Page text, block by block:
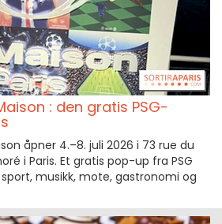
: den gratis PSG-
åpner 4.–8. juli 2026 i 73 rue du
i Paris. Et gratis pop-up fra PSG
musikk, mote, gastronomi og